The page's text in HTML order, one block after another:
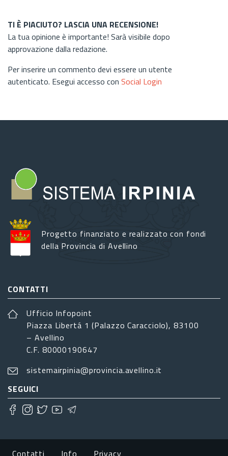
TI È PIACIUTO? LASCIA UNA RECENSIONE!
La tua opinione è importante! Sarà visibile dopo
approvazione dalla redazione.
Per inserire un commento devi essere un utente
autenticato. Esegui accesso con Social Login
Progetto finanziato e realizzato con fondi
della Provincia di Avellino
CONTATTI
Ufficio Infopoint
Piazza Libertá 1 (Palazzo Caracciolo), 83100
– Avellino
C.F. 80000190647
sistemairpinia@provincia.avellino.it
SEGUICI
Footer menu
Contatti Info Privacy